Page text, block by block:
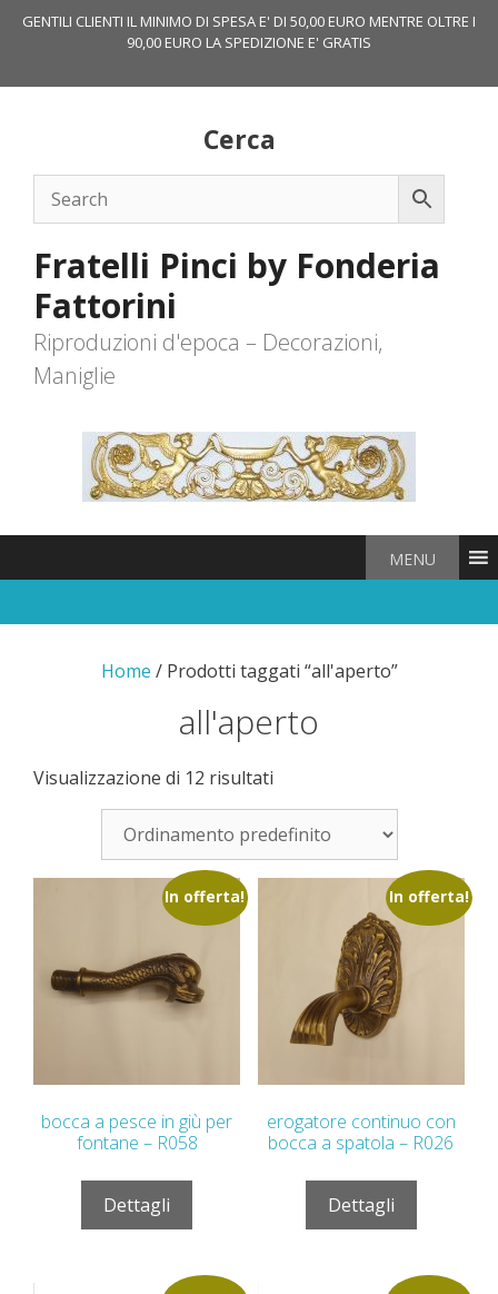
GENTILI CLIENTI IL MINIMO DI SPESA E' DI 50,00 EURO MENTRE OLTRE I
90,00 EURO LA SPEDIZIONE E' GRATIS
Cerca
Fratelli Pinci by Fonderia
Fattorini
Riproduzioni d'epoca – Decorazioni,
Maniglie
MENU
Home / Prodotti taggati “all'aperto”
all'aperto
Visualizzazione di 12 risultati
In offerta!
bocca a pesce in giù per
fontane – R058
Dettagli
In offerta!
erogatore continuo con
bocca a spatola – R026
Dettagli